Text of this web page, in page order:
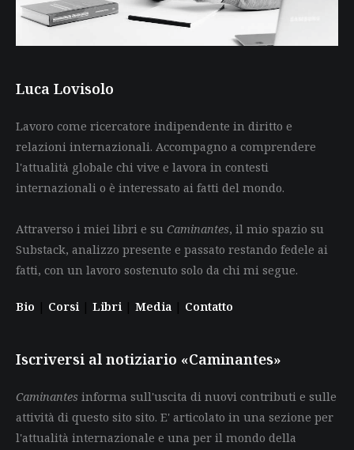
Luca Lovisolo
Lavoro come ricercatore indipendente in diritto e
relazioni internazionali. Accompagno a comprendere
l'attualità globale chi vive e lavora in contesti
internazionali o è interessato ai fatti del mondo.
Attraverso i miei libri e su Caminantes, il mio spazio su
Substack, analizzo presente e passato restando fedele ai
fatti, con un lavoro sostenuto solo da chi mi segue.
Bio | Corsi | Libri | Media | Contatto
Iscriversi al notiziario «Caminantes»
Caminantes informa sull'uscita di nuovi contributi e sulle
attività di questo sito sito. E' articolato in una sezione per
l'attualità internazionale e una per il mondo della